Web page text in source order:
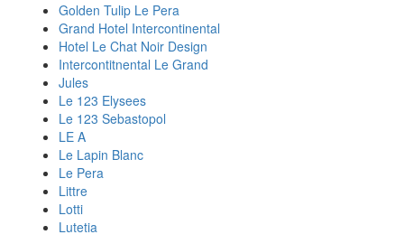
Golden Tulip Le Pera
Grand Hotel Intercontinental
Hotel Le Chat Noir Design
Intercontitnental Le Grand
Jules
Le 123 Elysees
Le 123 Sebastopol
LE A
Le Lapin Blanc
Le Pera
Littre
Lotti
Lutetia